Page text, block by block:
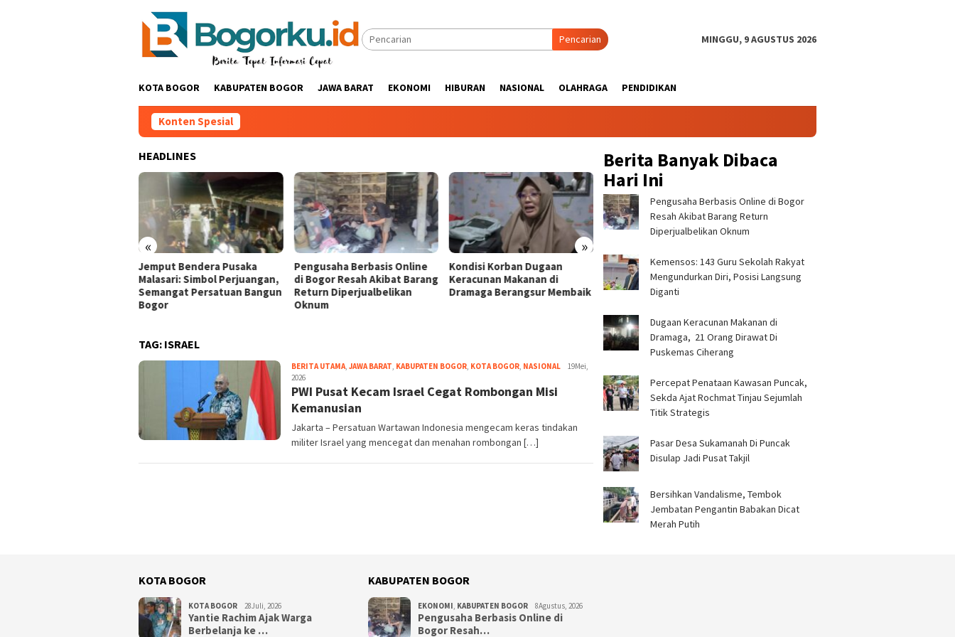
Pencarian MINGGU, 9 AGUSTUS 2026
KOTA BOGOR KABUPATEN BOGOR JAWA BARAT EKONOMI HIBURAN NASIONAL OLAHRAGA PENDIDIKAN
Konten Spesial
HEADLINES
« »
Jemput Bendera Pusaka
Malasari: Simbol Perjuangan,
Semangat Persatuan Bangun
Bogor
Pengusaha Berbasis Online
di Bogor Resah Akibat Barang
Return Diperjualbelikan
Oknum
‎Kondisi Korban Dugaan
Keracunan Makanan di
Dramaga Berangsur Membaik
‎Dugaan Keracunan Makanan
di Dramaga, 21 Orang
Dirawat Di Puskemas
Sekolah Rakyat Jasinga:
Harapan Baru Pendidikan
TAG: ISRAEL
BERITA UTAMA, JAWA BARAT, KABUPATEN BOGOR, KOTA BOGOR, NASIONAL Redaksi
19Mei,
2026
PWI Pusat Kecam Israel Cegat Rombongan Misi
Kemanusian
Jakarta – Persatuan Wartawan Indonesia mengecam keras tindakan
militer Israel yang mencegat dan menahan rombongan […]
Berita Banyak Dibaca
Hari Ini
Pengusaha Berbasis Online di Bogor
Resah Akibat Barang Return
Diperjualbelikan Oknum
Kemensos: 143 Guru Sekolah Rakyat
Mengundurkan Diri, Posisi Langsung
Diganti
‎Dugaan Keracunan Makanan di
Dramaga, 21 Orang Dirawat Di
Puskemas Ciherang ‎
‎Percepat Penataan Kawasan Puncak,
Sekda Ajat Rochmat Tinjau Sejumlah
Titik Strategis ‎
Pasar Desa Sukamanah Di Puncak
Disulap Jadi Pusat Takjil
Bersihkan Vandalisme, Tembok
Jembatan Pengantin Babakan Dicat
Merah Putih ‎
KOTA BOGOR
KOTA BOGOR 28Juli, 2026
‎Yantie Rachim Ajak Warga
Berbelanja ke …
KABUPATEN BOGOR
EKONOMI, KABUPATEN BOGOR 8Agustus, 2026
Pengusaha Berbasis Online di
Bogor Resah…